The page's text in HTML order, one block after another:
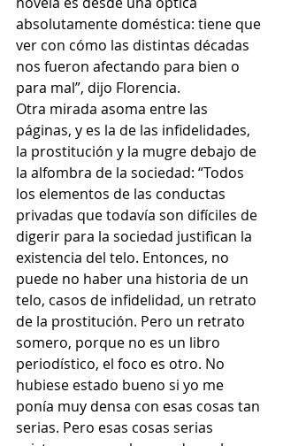
absolutamente doméstica: tiene que
ver con cómo las distintas décadas
nos fueron afectando para bien o
para mal”, dijo Florencia.
Otra mirada asoma entre las
páginas, y es la de las infidelidades,
la prostitución y la mugre debajo de
la alfombra de la sociedad: “Todos
los elementos de las conductas
privadas que todavía son difíciles de
digerir para la sociedad justifican la
existencia del telo. Entonces, no
puede no haber una historia de un
telo, casos de infidelidad, un retrato
de la prostitución. Pero un retrato
somero, porque no es un libro
periodístico, el foco es otro. No
hubiese estado bueno si yo me
ponía muy densa con esas cosas tan
serias. Pero esas cosas serias